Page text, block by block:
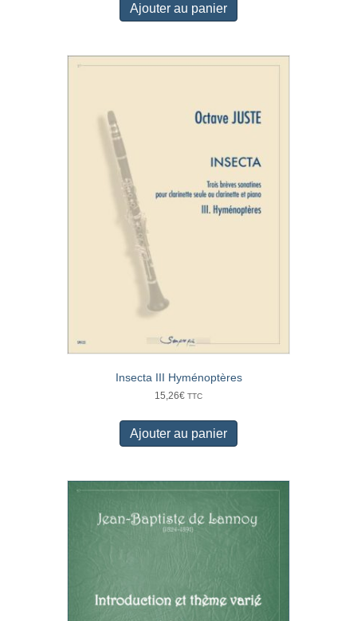
Ajouter au panier
Insecta III Hyménoptères
15,26€ TTC
Ajouter au panier